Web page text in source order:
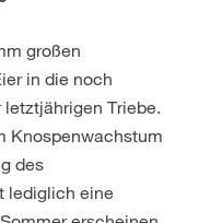
großen
in die noch
Triebe.
Knospenwachstum
des
lediglich eine